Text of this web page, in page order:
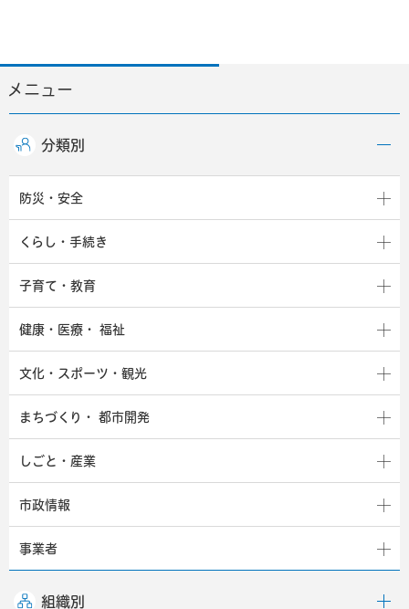
メニュー
分類別
防災・安全
くらし・手続き
子育て・教育
健康・医療・ 福祉
文化・スポーツ・観光
まちづくり・ 都市開発
しごと・産業
市政情報
事業者
組織別